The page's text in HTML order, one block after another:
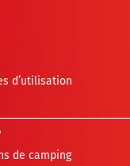
d’utilisation
de camping